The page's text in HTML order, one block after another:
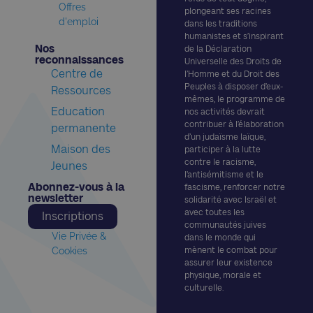
plongeant ses racines
dans les traditions
humanistes et s’inspirant
de la Déclaration
Universelle des Droits de
l’Homme et du Droit des
Peuples à disposer d’eux-
mêmes, le programme de
nos activités devrait
contribuer à l’élaboration
d’un judaïsme laïque,
participer à la lutte
contre le racisme,
l’antisémitisme et le
fascisme, renforcer notre
solidarité avec Israël et
avec toutes les
communautés juives
dans le monde qui
mènent le combat pour
assurer leur existence
physique, morale et
culturelle.
Offres
d'emploi
Nos
reconnaissances​
Centre de
Ressources
Education
permanente
Maison des
Jeunes
Abonnez-vous à la
newsletter​
Inscriptions
Vie Privée &
Cookies